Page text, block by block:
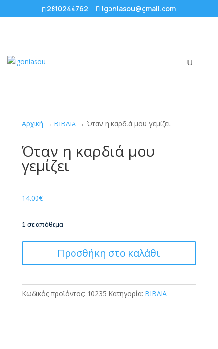
2810244762 igoniasou@gmail.com
Αρχική → ΒΙΒΛΙΑ→ Όταν η καρδιά μου γεμίζει
Όταν η καρδιά μου
γεμίζει
14.00€
1 σε απόθεμα
καρδιά
γεμίζει
Προσθήκη στο καλάθι
Κωδικός προϊόντος: 10235 Κατηγορία: ΒΙΒΛΙΑ